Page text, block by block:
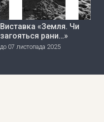
Виставка «Земля. Чи
загояться рани…»
до 07 листопада 2025